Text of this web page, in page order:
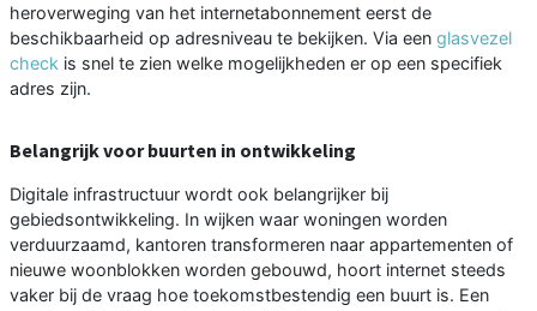
heroverweging van het internetabonnement eerst de
beschikbaarheid op adresniveau te bekijken. Via een glasvezel
check is snel te zien welke mogelijkheden er op een specifiek
adres zijn.
Belangrijk voor buurten in ontwikkeling
Digitale infrastructuur wordt ook belangrijker bij
gebiedsontwikkeling. In wijken waar woningen worden
verduurzaamd, kantoren transformeren naar appartementen of
nieuwe woonblokken worden gebouwd, hoort internet steeds
vaker bij de vraag hoe toekomstbestendig een buurt is. Een